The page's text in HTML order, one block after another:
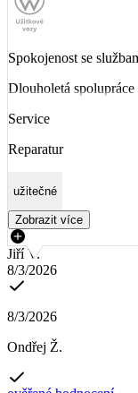
Spokojenost se
Dlouholetá
Service
Reparatur
užitečné
Zobrazit více
Jiří V.
8/3/2026
8/3/2026
Ondřej Ž.